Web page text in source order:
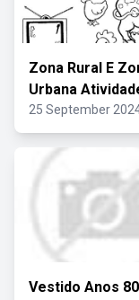
Zona Rural E
Urbana
25 September
Vestido Anos 80